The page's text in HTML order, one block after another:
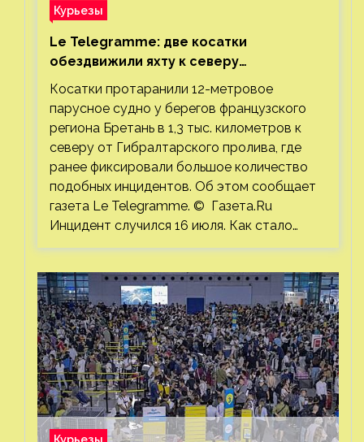
Курьезы
Le Telegramme: две косатки
обездвижили яхту к северу
от Гибралтарского пролива
Косатки протаранили 12-метровое
парусное судно у берегов французского
региона Бретань в 1,3 тыс. километров к
северу от Гибралтарского пролива, где
ранее фиксировали большое количество
подобных инцидентов. Об этом сообщает
газета Le Telegramme. © Газета.Ru
Инцидент случился 16 июля. Как стало…
Курьезы